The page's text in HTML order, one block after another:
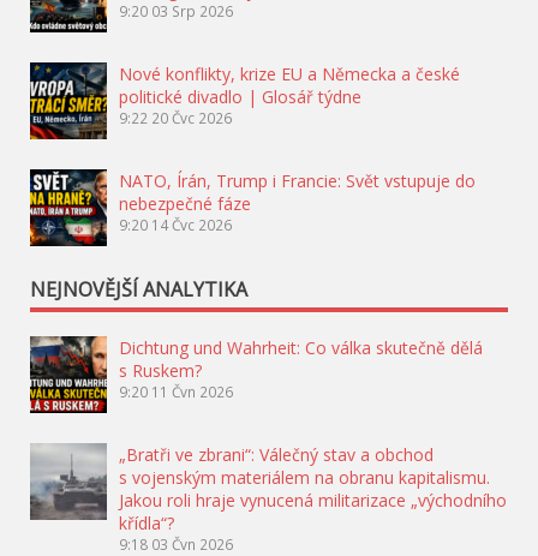
9:20 03 Srp 2026
Nové konflikty, krize EU a Německa a české
politické divadlo | Glosář týdne
9:22 20 Čvc 2026
NATO, Írán, Trump i Francie: Svět vstupuje do
nebezpečné fáze
9:20 14 Čvc 2026
NEJNOVĚJŠÍ ANALYTIKA
Dichtung und Wahrheit: Co válka skutečně dělá
s Ruskem?
9:20 11 Čvn 2026
„Bratři ve zbrani“: Válečný stav a obchod
s vojenským materiálem na obranu kapitalismu.
Jakou roli hraje vynucená militarizace „východního
křídla“?
9:18 03 Čvn 2026